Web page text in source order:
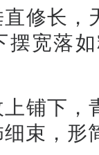
修长
摆宽落
铺下
束，形